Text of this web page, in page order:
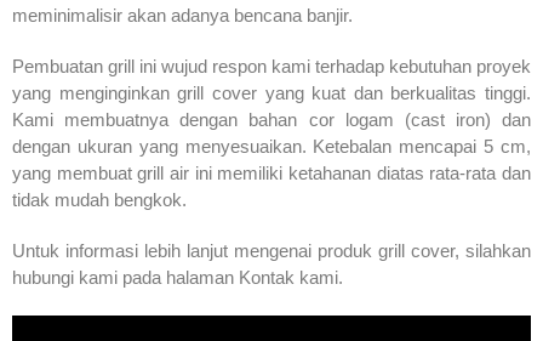
meminimalisir akan adanya bencana banjir.
Pembuatan grill ini wujud respon kami terhadap kebutuhan proyek
yang menginginkan grill cover yang kuat dan berkualitas tinggi.
Kami membuatnya dengan bahan cor logam (cast iron) dan
dengan ukuran yang menyesuaikan. Ketebalan mencapai 5 cm,
yang membuat grill air ini memiliki ketahanan diatas rata-rata dan
tidak mudah bengkok.
Untuk informasi lebih lanjut mengenai produk grill cover, silahkan
hubungi kami pada halaman Kontak kami.